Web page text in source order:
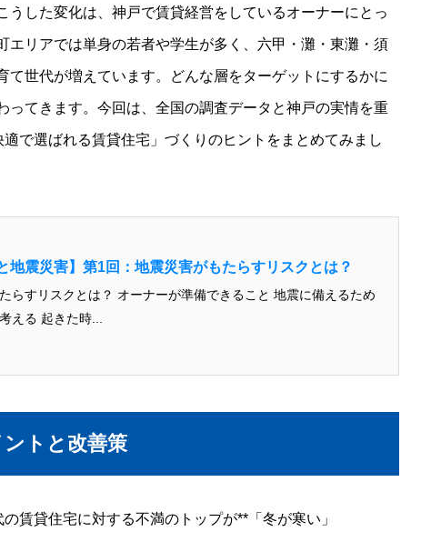
うした変化は、神戸で賃貸経営をしているオーナーにとっ
エリアでは単身の若者や学生が多く、六甲・灘・東灘・須
て世代が増えています。どんな層をターゲットにするかに
ってきます。今回は、全国の調査データと神戸の実情を重
で選ばれる賃貸住宅」づくりのヒントをまとめてみまし
地震災害】第1回：地震災害がもたらすリスクとは？
ーナーが準備できること 地震に備えるため
の保険加入を考える 起きた時...
トと改善策
賃貸住宅に対する不満のトップが**「冬が寒い」